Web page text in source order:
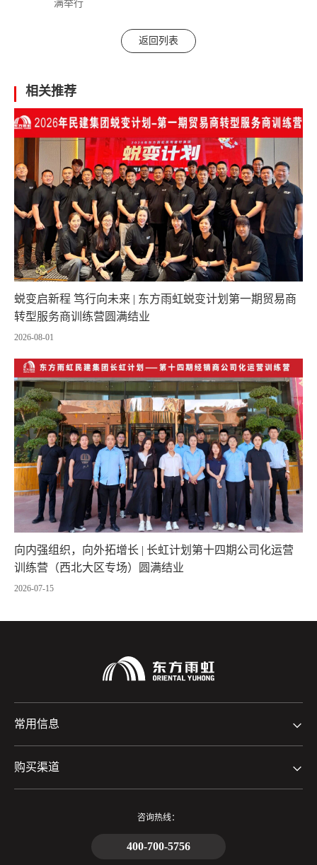
满举行
返回列表
相关推荐
蜕变启新程 笃行向未来 | 东方雨虹蜕变计划第一期贸易商
转型服务商训练营圆满结业
2026-08-01
向内强组织，向外拓增长 | 长虹计划第十四期公司化运营
训练营（西北大区专场）圆满结业
2026-07-15
常用信息
购买渠道
咨询热线：
400-700-5756